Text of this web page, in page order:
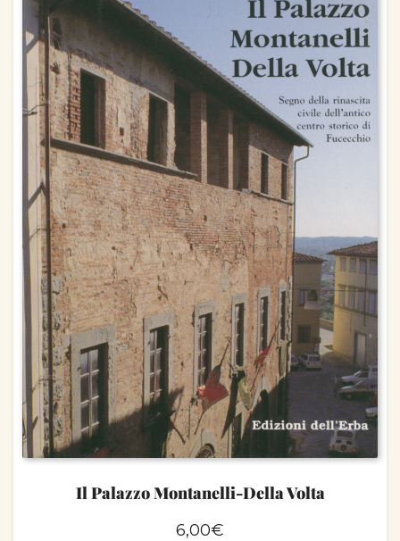
Il Palazzo Montanelli-Della Volta
6,00€